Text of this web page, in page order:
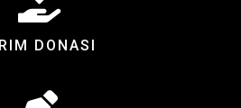
DONASI